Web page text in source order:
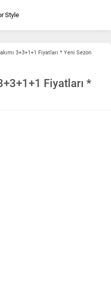
3+3+1+1 Fiyatları * Yeni Sezon
Fiyatları *